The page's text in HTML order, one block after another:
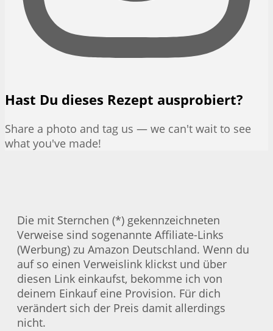
Hast Du dieses Rezept ausprobiert?
Share a photo and tag us — we can't wait to see
what you've made!
Die mit Sternchen (*) gekennzeichneten
Verweise sind sogenannte Affiliate-Links
(Werbung) zu Amazon Deutschland. Wenn du
auf so einen Verweislink klickst und über
diesen Link einkaufst, bekomme ich von
deinem Einkauf eine Provision. Für dich
verändert sich der Preis damit allerdings
nicht.